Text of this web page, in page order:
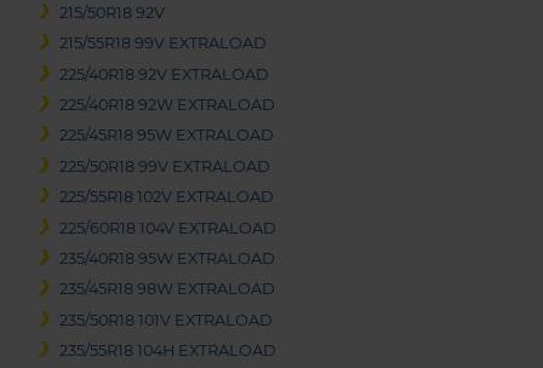
215/50R18 92V
215/55R18 99V EXTRALOAD
225/40R18 92V EXTRALOAD
225/40R18 92W EXTRALOAD
225/45R18 95W EXTRALOAD
225/50R18 99V EXTRALOAD
225/55R18 102V EXTRALOAD
225/60R18 104V EXTRALOAD
235/40R18 95W EXTRALOAD
235/45R18 98W EXTRALOAD
235/50R18 101V EXTRALOAD
235/55R18 104H EXTRALOAD